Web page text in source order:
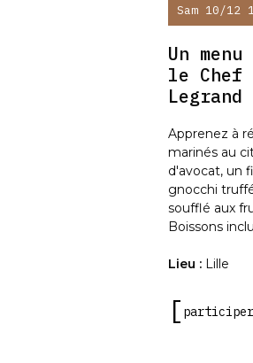
Sam 10/12
Un
le
Legrand
Apprenez à
marinés au
d'avocat, un
gnocchi
soufflé aux
Boissons
Lieu : Lille
participer